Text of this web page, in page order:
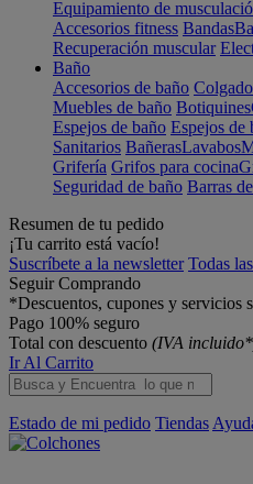
Equipamiento de
Accesorios fitness Bandas
Recuperación muscular
Baño
Accesorios de baño
Muebles de baño Botiquines
Espejos de baño Espejos de
Sanitarios BañerasLavabos
Grifería Grifos para cocina
Seguridad de baño Barras
Resumen de tu pedido
¡Tu carrito está vacío!
Suscríbete a la newsletter Todas
Seguir Comprando
*Descuentos, cupones y servicios
Pago 100% seguro
Total con descuento (IVA
Ir Al Carrito
Estado de mi pedido Tiendas